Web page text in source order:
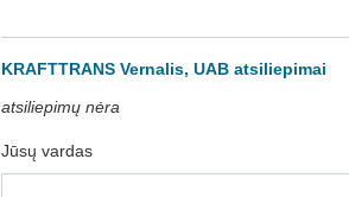
KRAFTTRANS Vernalis, UAB atsiliepimai
atsiliepimų nėra
Jūsų vardas